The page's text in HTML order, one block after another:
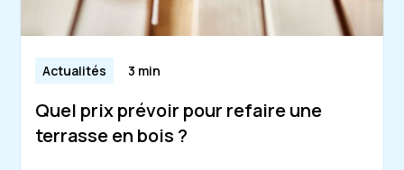
Actualités 3 min
Quel prix prévoir pour refaire une
terrasse en bois ?